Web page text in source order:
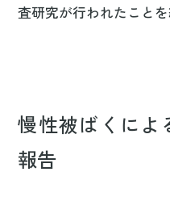
査研究が行われたことを
慢性被ばくによ
報告